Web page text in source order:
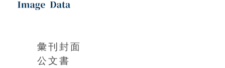
彙刊封面
公文書